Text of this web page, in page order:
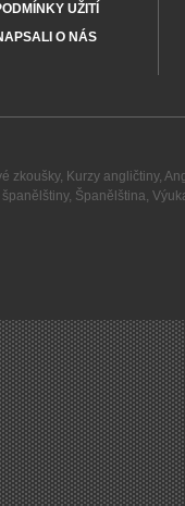
UŽITÍ
O NÁS
zkoušky, Kurzy angličtiny,
španělštiny, Španělština,